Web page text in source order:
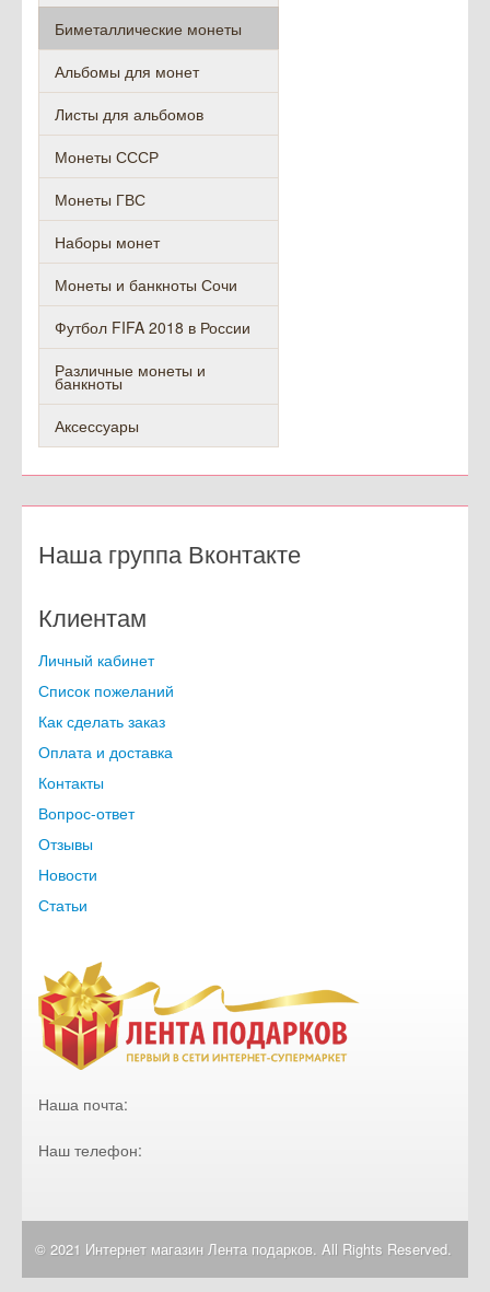
Оценка для товара
Категории
Бесплатно за заказ
Акционные монеты
Биметаллические монеты
Альбомы для монет
Листы для альбомов
Монеты СССР
Наборы монет
Монеты и банкноты Сочи
Футбол FIFA 2018 в России
Различные монеты и
Аксессуары
Наша группа Вконтакте
Личный кабинет
Список пожеланий
Как сделать заказ
Оплата и доставка
Контакты